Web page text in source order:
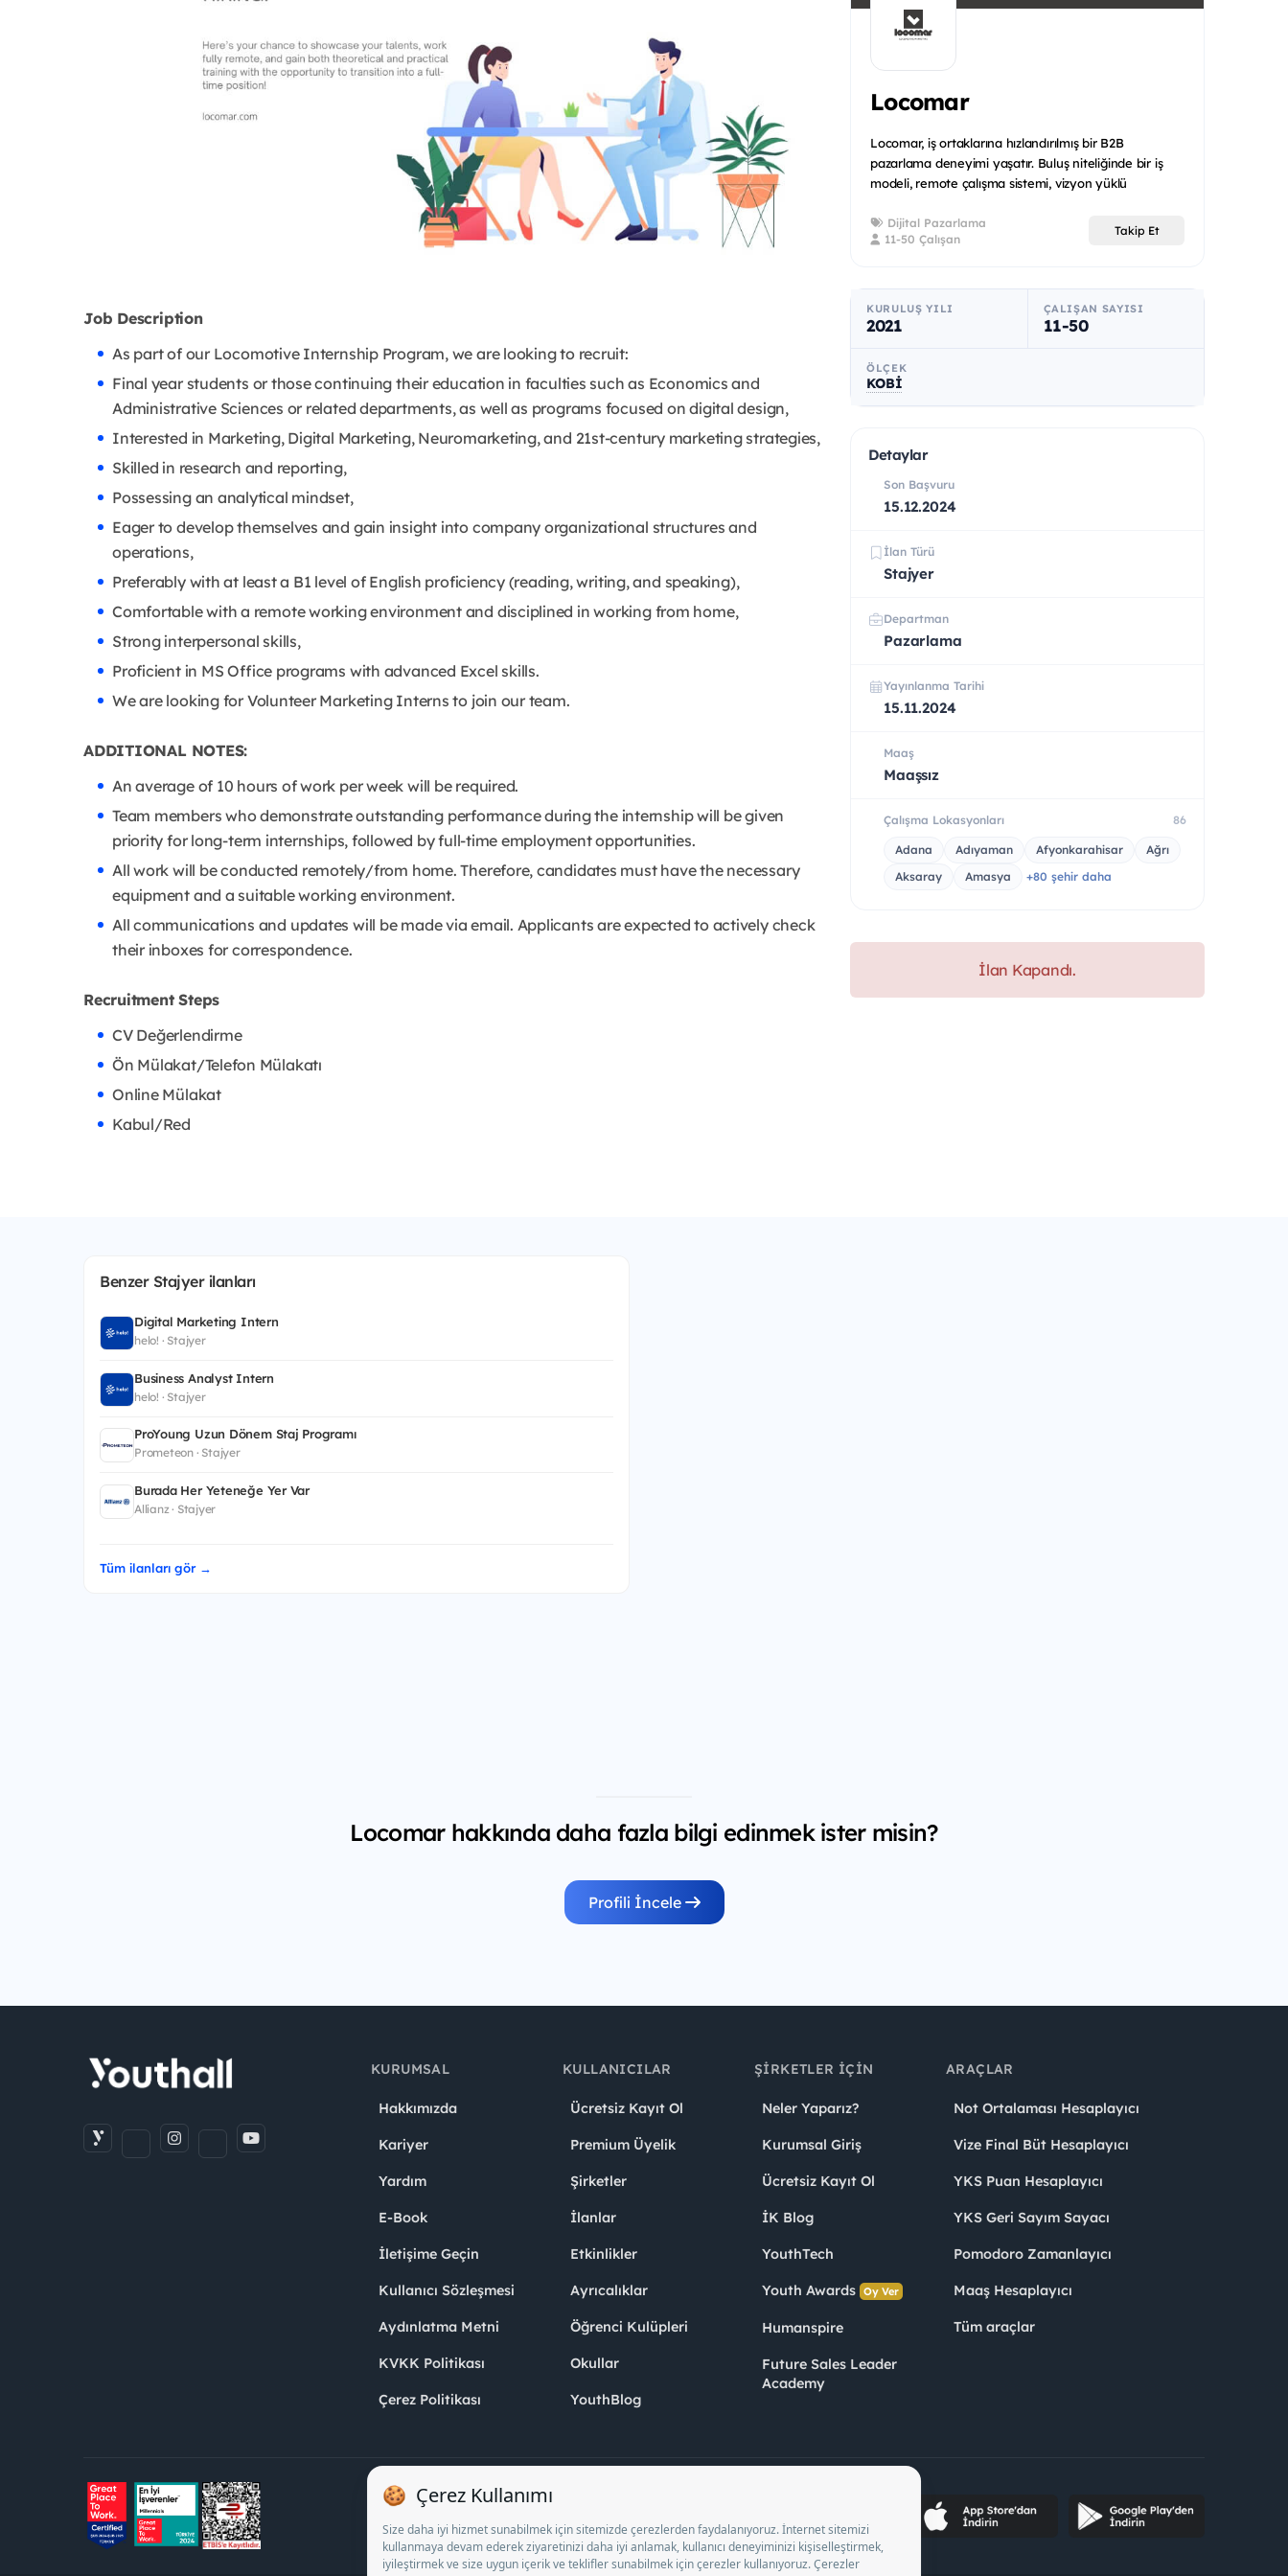
Job Description
As part of our Locomotive Internship Program, we are looking to recruit:
Final year students or those continuing their education in faculties such as Economics and
Administrative Sciences or related departments, as well as programs focused on digital design,
Interested in Marketing, Digital Marketing, Neuromarketing, and 21st-century marketing strategies,
Skilled in research and reporting,
Possessing an analytical mindset,
Eager to develop themselves and gain insight into company organizational structures and
operations,
Preferably with at least a B1 level of English proficiency (reading, writing, and speaking),
Comfortable with a remote working environment and disciplined in working from home,
Strong interpersonal skills,
Proficient in MS Office programs with advanced Excel skills.
We are looking for Volunteer Marketing Interns to join our team.
ADDITIONAL NOTES:
An average of 10 hours of work per week will be required.
Team members who demonstrate outstanding performance during the internship will be given
priority for long-term internships, followed by full-time employment opportunities.
All work will be conducted remotely/from home. Therefore, candidates must have the necessary
equipment and a suitable working environment.
All communications and updates will be made via email. Applicants are expected to actively check
their inboxes for correspondence.
Recruitment Steps
CV Değerlendirme
Ön Mülakat/Telefon Mülakatı
Online Mülakat
Kabul/Red
Locomar
Locomar, iş ortaklarına hızlandırılmış bir B2B
pazarlama deneyimi yaşatır. Buluş niteliğinde bir iş
modeli, remote çalışma sistemi, vizyon yüklü
Dijital Pazarlama
11-50 Çalışan
Takip Et
KURULUŞ YILI
2021
ÇALIŞAN SAYISI
11-50
ÖLÇEK
KOBİ
Detaylar
Son Başvuru
15.12.2024
İlan Türü
Stajyer
Departman
Pazarlama
Yayınlanma Tarihi
15.11.2024
Maaş
Maaşsız
Çalışma Lokasyonları 86
Adana Adıyaman Afyonkarahisar
Ağrı
Aksaray
Amasya +80 şehir daha
İlan Kapandı.
Benzer Stajyer ilanları
Digital Marketing Intern
helo! · Stajyer
Business Analyst Intern
helo! · Stajyer
ProYoung Uzun Dönem Staj Programı
Prometeon · Stajyer
Burada Her Yeteneğe Yer Var
Allianz · Stajyer
Tüm ilanları gör →
Locomar hakkında daha fazla bilgi edinmek ister misin?
Profili İncele
KURUMSAL
Hakkımızda
Kariyer
Yardım
E-Book
İletişime Geçin
Kullanıcı Sözleşmesi
Aydınlatma Metni
KVKK Politikası
Çerez Politikası
KULLANICILAR
Ücretsiz Kayıt Ol
Premium Üyelik
Şirketler
İlanlar
Etkinlikler
Ayrıcalıklar
Öğrenci Kulüpleri
Okullar
YouthBlog
ŞIRKETLER İÇIN
Neler Yaparız?
Kurumsal Giriş
Ücretsiz Kayıt Ol
İK Blog
YouthTech
Youth Awards Oy Ver
Humanspire
Future Sales Leader
Academy
ARAÇLAR
Not Ortalaması Hesaplayıcı
Vize Final Büt Hesaplayıcı
YKS Puan Hesaplayıcı
YKS Geri Sayım Sayacı
Pomodoro Zamanlayıcı
Maaş Hesaplayıcı
Tüm araçlar